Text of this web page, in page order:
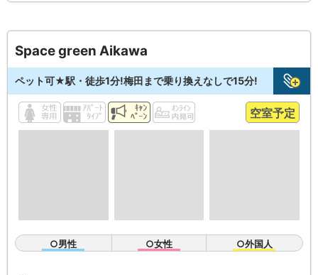
Space green Aikawa
ペット可★駅・徒歩1分!梅田まで乗り換えなしで15分!
空室予定
○男性 ○女性 ○外国人